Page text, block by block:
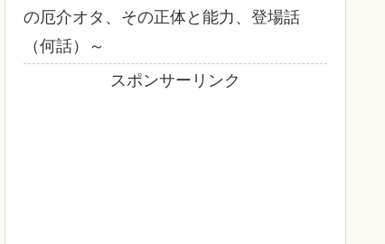
の厄介オタ、その正体と能力、登場話
（何話）～
スポンサーリンク